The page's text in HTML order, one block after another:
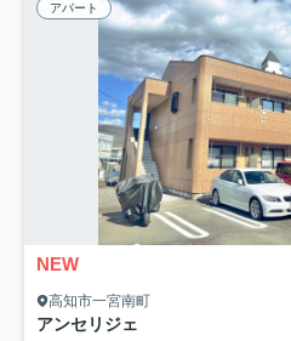
アパート
NEW
高知市一宮南町
アンセリジェ